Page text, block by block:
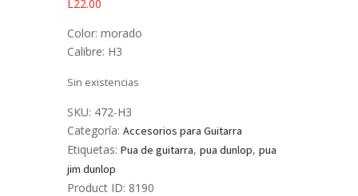
L22.00
Color: morado
Calibre: H3
Sin existencias
SKU: 472-H3
Categoría: Accesorios para Guitarra
Etiquetas: Pua de guitarra, pua dunlop, pua
jim dunlop
Product ID: 8190